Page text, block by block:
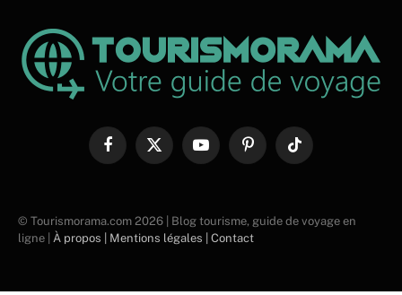
FacebookX
YouTubePinterestTikTok
© Tourismorama.com 2026 | Blog tourisme, guide de voyage en
ligne | À propos | Mentions légales | Contact